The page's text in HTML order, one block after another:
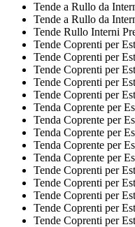
Tende a Rullo da
Tende a Rullo da
Tende Rullo Interni
Tende Coprenti per
Tende Coprenti per
Tende Coprenti per
Tende Coprenti per
Tende Coprenti per
Tenda Coprente per
Tenda Coprente per
Tenda Coprente per
Tenda Coprente per
Tenda Coprente per
Tende Coprenti per
Tende Coprenti per
Tende Coprenti per
Tende Coprenti per
Tende Coprenti per